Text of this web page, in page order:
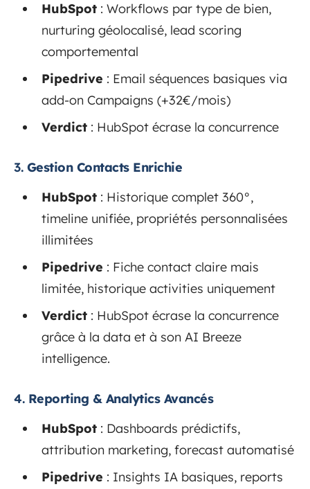
HubSpot : Workflows par type de bien,
nurturing géolocalisé, lead scoring
comportemental
Pipedrive : Email séquences basiques via
add-on Campaigns (+32€/mois)
Verdict : HubSpot écrase la concurrence
3. Gestion Contacts Enrichie
HubSpot : Historique complet 360°,
timeline unifiée, propriétés personnalisées
illimitées
Pipedrive : Fiche contact claire mais
limitée, historique activities uniquement
Verdict : HubSpot écrase la concurrence
grâce à la data et à son AI Breeze
intelligence.
4. Reporting & Analytics Avancés
HubSpot : Dashboards prédictifs,
attribution marketing, forecast automatisé
Pipedrive : Insights IA basiques, reports